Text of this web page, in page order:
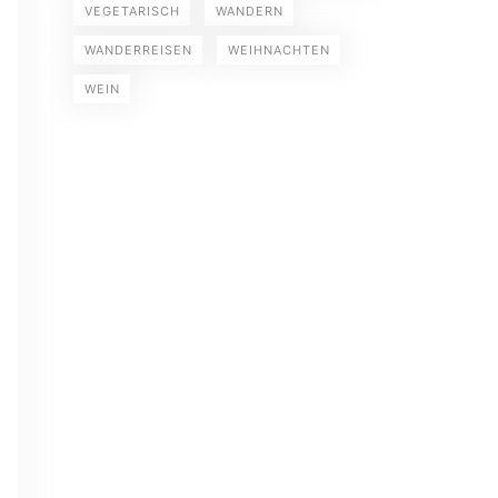
VEGETARISCH WANDERN
WANDERREISEN WEIHNACHTEN
WEIN